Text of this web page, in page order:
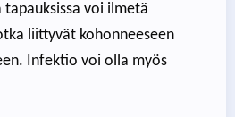
tapauksissa voi ilmetä
liittyvät kohonneeseen
Infektio voi olla myös